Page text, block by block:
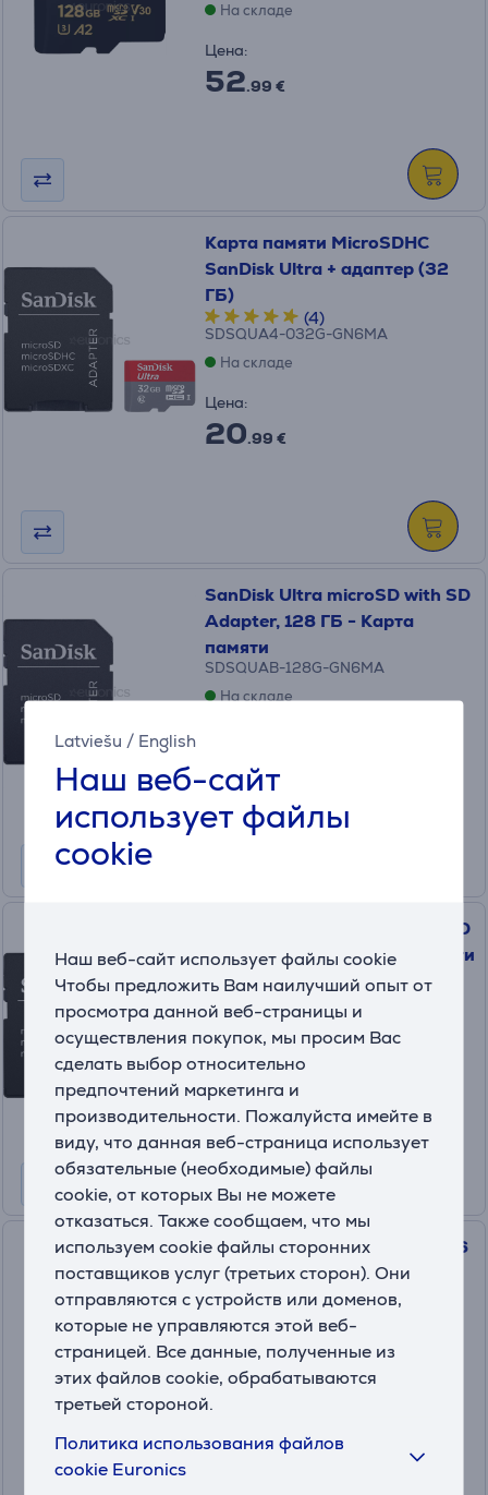
Latviešu / English
Наш веб-сайт
использует файлы
cookie
Наш веб-сайт использует файлы cookie
Чтобы предложить Вам наилучший опыт от
просмотра данной веб-страницы и
осуществления покупок, мы просим Вас
сделать выбор относительно
предпочтений маркетинга и
производительности. Пожалуйста имейте в
виду, что данная веб-страница использует
обязательные (необходимые) файлы
cookie, от которых Вы не можете
отказаться. Также сообщаем, что мы
используем cookie файлы сторонних
поставщиков услуг (третьих сторон). Они
отправляются с устройств или доменов,
которые не управляются этой веб-
страницей. Все данные, полученные из
этих файлов cookie, обрабатываются
третьей стороной.
Политика использования файлов
cookie Euronics
На складе
Цена:
52.99 €
Карта памяти MicroSDHC
SanDisk Ultra + адаптер (32
ГБ)
(4)
SDSQUA4-032G-GN6MA
На складе
Цена:
20.99 €
SanDisk Ultra microSD with SD
Adapter, 128 ГБ - Карта
памяти
SDSQUAB-128G-GN6MA
На складе
34 .99 €
SanDisk Ultra microSD with SD
Adapter, 64 ГБ - Карта памяти
SDSQUAB-064G-GN6MA
На складе
Цена:
26.99 €
SanDisk Ultra microSDXC, 256
ГБ, серый - Карта памяти
MicroSDXC с SD-адаптером
SDSQUAC-256G-GN6MA
На складе
Цена:
66